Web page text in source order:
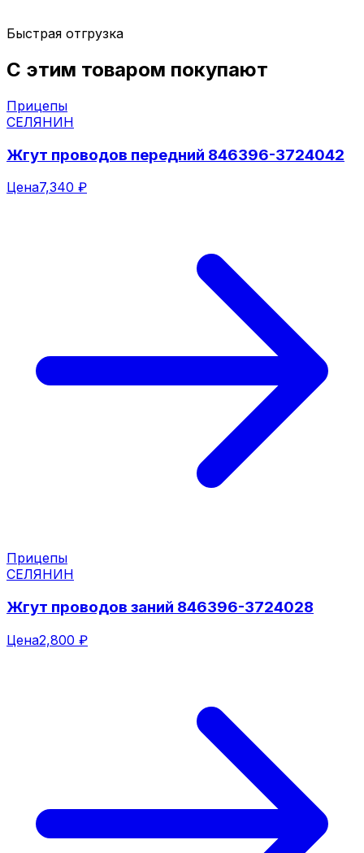
Быстрая отгрузка
С этим товаром покупают
Прицепы
СЕЛЯНИН
Жгут проводов передний 846396-3724042
Цена7,340 ₽
Прицепы
СЕЛЯНИН
Жгут проводов заний 846396-3724028
Цена2,800 ₽